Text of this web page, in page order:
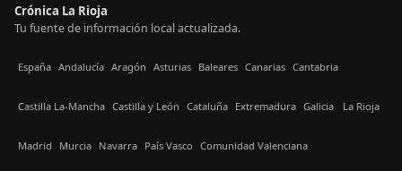
Crónica La Rioja
Tu fuente de información local actualizada.
España Andalucía Aragón Asturias Baleares Canarias Cantabria
Castilla La-Mancha Castilla y León Cataluña Extremadura Galicia La Rioja
Madrid Murcia Navarra País Vasco Comunidad Valenciana